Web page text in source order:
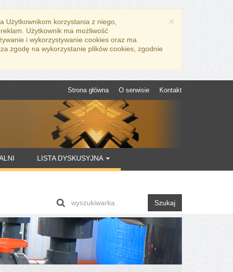
×
Użytkownikom korzystania z niego,
Użytkownik ma możliwość
i wykorzystywanie cookies oraz ma
zgodę na wykorzystanie plików cookies, zgodnie
Strona główna O serwisie Kontakt
LISTA DYSKUSYJNA
Szukaj